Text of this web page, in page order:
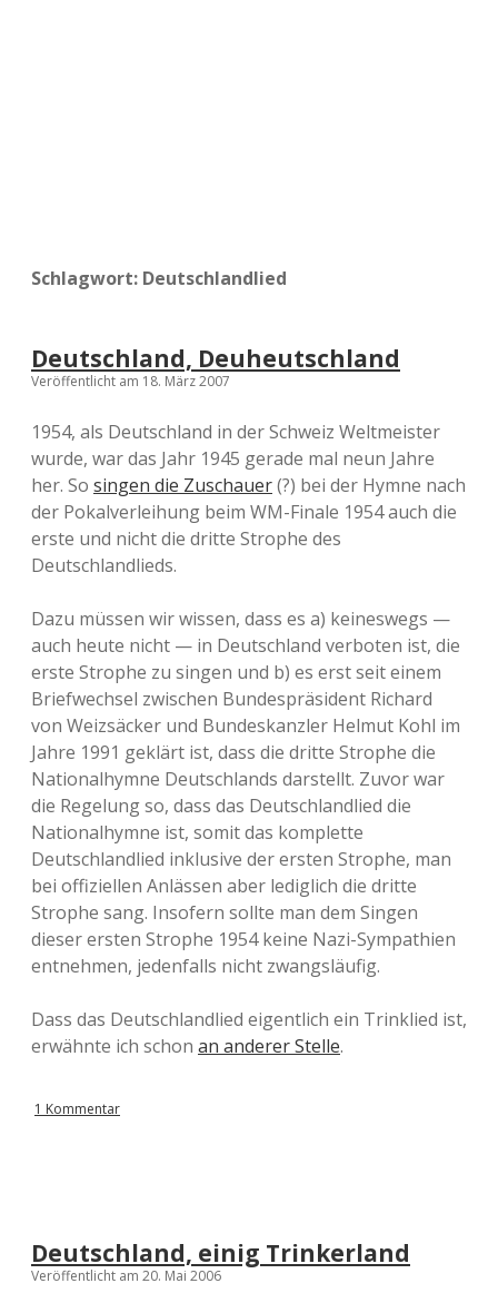
Schlagwort: Deutschlandlied
Deutschland, Deuheutschland
Veröffentlicht am 18. März 2007
1954, als Deutschland in der Schweiz Weltmeister
wurde, war das Jahr 1945 gerade mal neun Jahre
her. So singen die Zuschauer(?) bei der Hymne nach
der Pokalverleihung beim WM-Finale 1954 auch die
erste und nicht die dritte Strophe des
Deutschlandlieds.
Dazu müssen wir wissen, dass es a) keineswegs —
auch heute nicht — in Deutschland verboten ist, die
erste Strophe zu singen und b) es erst seit einem
Briefwechsel zwischen Bundespräsident Richard
von Weizsäcker und Bundeskanzler Helmut Kohl im
Jahre 1991 geklärt ist, dass die dritte Strophe die
Nationalhymne Deutschlands darstellt. Zuvor war
die Regelung so, dass das Deutschlandlied die
Nationalhymne ist, somit das komplette
Deutschlandlied inklusive der ersten Strophe, man
bei offiziellen Anlässen aber lediglich die dritte
Strophe sang. Insofern sollte man dem Singen
dieser ersten Strophe 1954 keine Nazi-Sympathien
entnehmen, jedenfalls nicht zwangsläufig.
Dass das Deutschlandlied eigentlich ein Trinklied ist,
erwähnte ich schon an anderer Stelle.
1 Kommentar
Deutschland, einig Trinkerland
Veröffentlicht am 20. Mai 2006